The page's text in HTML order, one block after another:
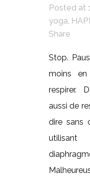
Posted at
yoga,
Share
Stop.
moins
respirer.
aussi de
dire sans
utilisant